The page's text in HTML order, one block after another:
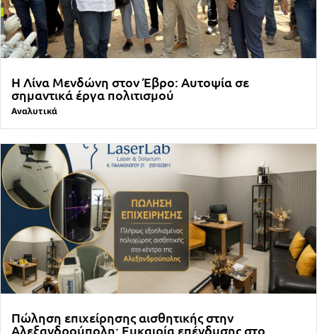
Η Λίνα Μενδώνη στον Έβρο: Αυτοψία σε
σημαντικά έργα πολιτισμού
Αναλυτικά
Πώληση επιχείρησης αισθητικής στην
Αλεξανδρούπολη: Ευκαιρία επένδυσης στο